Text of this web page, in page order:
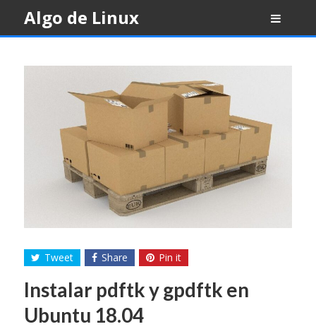
content
Algo de Linux
Tweet Share Pin it
Instalar pdftk y gpdftk en
Ubuntu 18.04